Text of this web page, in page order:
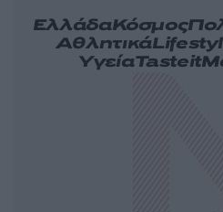
ΕλλάδαΚόσμος
Αθλητικά
ΥγείαTasteit